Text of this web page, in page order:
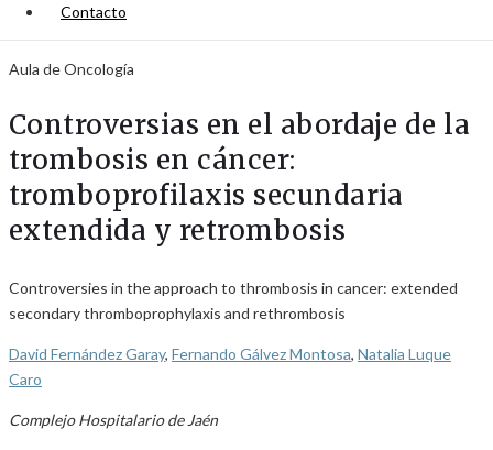
Contacto
Aula de Oncología
Controversias en el abordaje de la
trombosis en cáncer:
tromboprofilaxis secundaria
extendida y retrombosis
Controversies in the approach to thrombosis in cancer: extended
secondary thromboprophylaxis and rethrombosis
David Fernández Garay, Fernando Gálvez Montosa, Natalia Luque
Caro
Complejo Hospitalario de Jaén